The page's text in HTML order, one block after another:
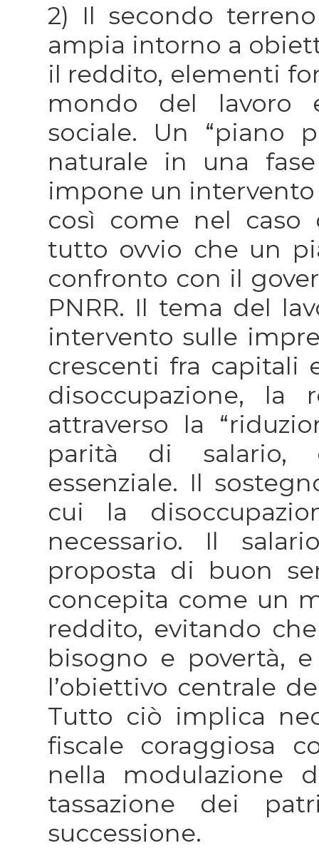
2) Il secondo
ampia intorno a
il reddito, elementi
mondo del lavoro
sociale. Un “piano
naturale in una
impone un
così come nel caso
tutto ovvio che un
confronto con il
PNRR. Il tema del
intervento sulle
crescenti fra capitali
disoccupazione, la
attraverso la
parità di salario,
essenziale. Il
cui la
necessario. Il
proposta di buon
concepita come un
reddito, evitando
bisogno e povertà,
l’obiettivo centrale
Tutto ciò implica
fiscale coraggiosa
nella modulazione
tassazione dei
successione.